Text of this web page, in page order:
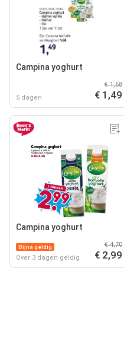
Campina yoghurt
5 dagen
€ 1,68
€ 1,49
Campina yoghurt
Bijna geldig
Over 3 dagen geldig
€ 4,70
€ 2,99